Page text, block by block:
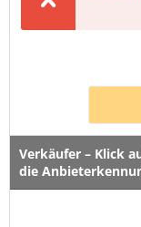
Verkäufer – Klick
die